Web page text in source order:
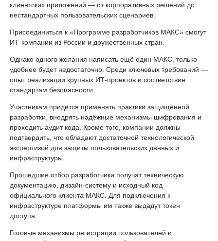
клиентских приложений — от корпоративных решений до
нестандартных пользовательских сценариев.
Присоединиться к «Программе разработчиков МАКС» смогут
ИТ-компании из России и дружественных стран.
Однако одного желания написать ещё один МАКС, только
удобнее будет недостаточно. Среди ключевых требований —
опыт реализации крупных ИТ-проектов и соответствие
стандартам безопасности.
Участникам придётся применять практики защищённой
разработки, внедрять надёжные механизмы шифрования и
проходить аудит кода. Кроме того, компании должны
подтвердить, что обладают достаточной технологической
экспертизой для защиты пользовательских данных и
инфраструктуры.
Прошедшие отбор разработчики получат техническую
документацию, дизайн-систему и исходный код
официального клиента МАКС. Для подключения к
инфраструктуре платформы им также выдадут токен
доступа.
Готовые механизмы регистрации пользователей и